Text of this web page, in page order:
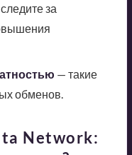
за
— такие
обменов.
Network: